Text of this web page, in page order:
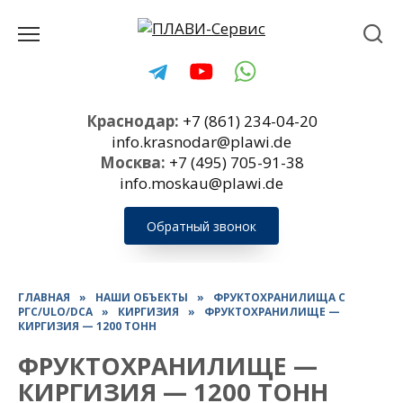
Краснодар: +7 (861) 234-04-20
info.krasnodar@plawi.de
Москва: +7 (495) 705-91-38
info.moskau@plawi.de
Обратный звонок
ГЛАВНАЯ » НАШИ ОБЪЕКТЫ »
ФРУКТОХРАНИЛИЩА С
РГС/ULO/DCA
» КИРГИЗИЯ »
ФРУКТОХРАНИЛИЩЕ —
КИРГИЗИЯ — 1200 ТОНН
ФРУКТОХРАНИЛИЩЕ —
КИРГИЗИЯ — 1200 ТОНН